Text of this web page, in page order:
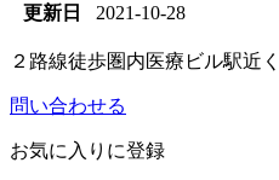
更新日
2021-10-28
２路線徒歩圏内医療ビル駅近く
問い合わせる
お気に入りに登録